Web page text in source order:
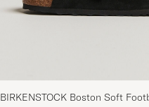
BIRKENSTOCK Boston Soft